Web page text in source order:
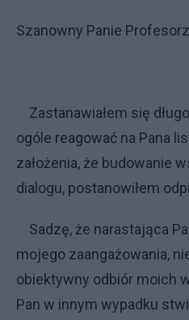
Szanowny Panie
Zastanawiałem się
ogóle reagować na Pana
założenia, że budowanie
dialogu, postanowiłem
Sadzę, że narastająca
mojego zaangażowania,
obiektywny odbiór moich
Pan w innym wypadku